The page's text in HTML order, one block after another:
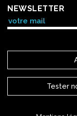
NEWSLETTER
Tester